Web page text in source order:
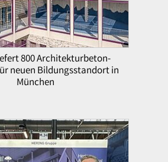
800 Architekturbeton-
neuen Bildungsstandort in
München